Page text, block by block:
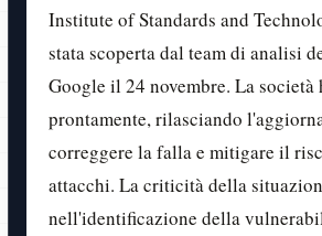
Institute of Standards and
stata scoperta dal team di analisi
Google il 24 novembre. La società
prontamente, rilasciando
correggere la falla e mitigare il
attacchi. La criticità della
nell'identificazione della